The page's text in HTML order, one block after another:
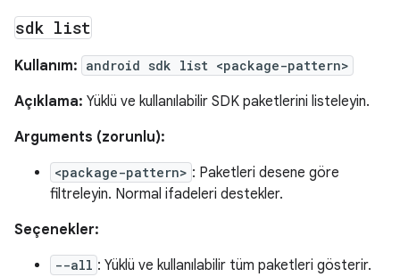
sdk list
Kullanım: android sdk list <package-pattern>
Açıklama: Yüklü ve kullanılabilir SDK paketlerini listeleyin.
Arguments (zorunlu):
<package-pattern> : Paketleri desene göre
filtreleyin. Normal ifadeleri destekler.
Seçenekler:
--all : Yüklü ve kullanılabilir tüm paketleri gösterir.